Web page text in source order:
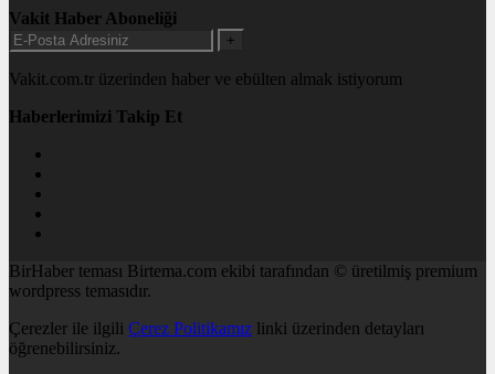
Vakit Haber Aboneliği
+
Vakit.com.tr üzerinden haber ve ebülten almak istiyorum
Haberlerimizi Takip Et
BirHaber teması Birtema.com ekibi tarafından © üretilmiş premium
wordpress temasıdır.
Çerezler ile ilgili Çerez Politikamız linki üzerinden detayları
öğrenebilirsiniz.